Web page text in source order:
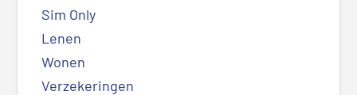
Sim Only
Lenen
Wonen
Verzekeringen